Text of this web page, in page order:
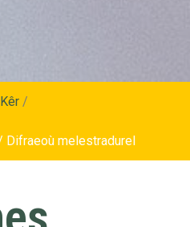
/
Difraeoù melestradurel